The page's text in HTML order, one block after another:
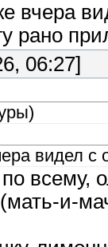
вчера
рано
06:27]
видел с
всему,
и-